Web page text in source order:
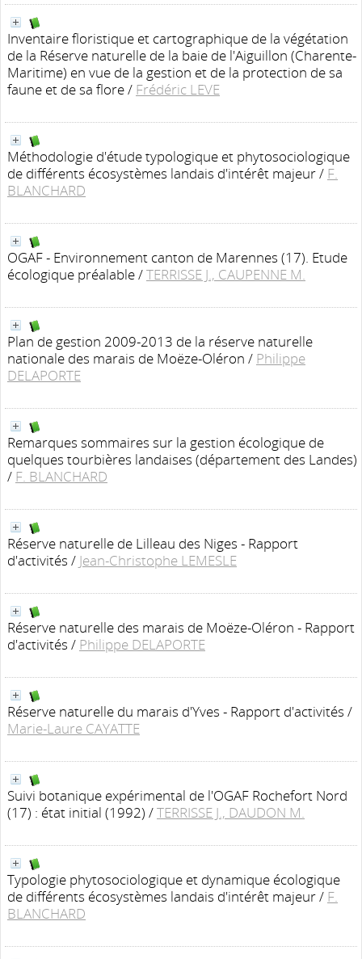
Inventaire floristique et cartographique de la végétation
de la Réserve naturelle de la baie de l'Aiguillon (Charente-
Maritime) en vue de la gestion et de la protection de sa
faune et de sa flore/ Frédéric LEVE
Méthodologie d'étude typologique et phytosociologique
de différents écosystèmes landais d'intérêt majeur/ F.
BLANCHARD
OGAF - Environnement canton de Marennes (17). Etude
écologique préalable/TERRISSE J., CAUPENNE M.
Plan de gestion 2009-2013 de la réserve naturelle
nationale des marais de Moëze-Oléron / Philippe
DELAPORTE
Remarques sommaires sur la gestion écologique de
quelques tourbières landaises (département des Landes)
/ F. BLANCHARD
Réserve naturelle de Lilleau des Niges - Rapport
d'activités / Jean-Christophe LEMESLE
Réserve naturelle des marais de Moëze-Oléron - Rapport
d'activités / Philippe DELAPORTE
Réserve naturelle du marais d'Yves - Rapport d'activités /
Marie-Laure CAYATTE
Suivi botanique expérimental de l'OGAF Rochefort Nord
(17) : état initial (1992) /TERRISSE J., DAUDON M.
Typologie phytosociologique et dynamique écologique
de différents écosystèmes landais d'intérêt majeur/ F.
BLANCHARD